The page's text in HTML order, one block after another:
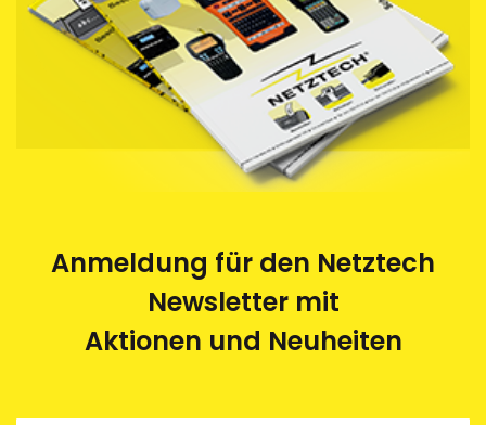
Anmeldung für den Netztech
Newsletter mit
Aktionen und Neuheiten